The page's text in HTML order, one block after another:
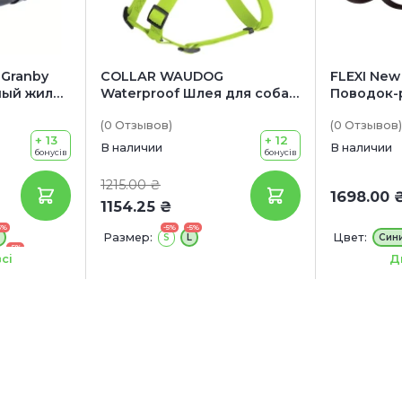
жилет
+ 13
бонусів
-5%
-5%
COLLAR WAUDOG
Waterproof Шлея для собак
(0 Отзывов)
В наличии
1215.00 ₴
1154.25 ₴
+ 12
бонусів
Размер:
-5%
S
-5%
L
FLEXI
Поводок-
(0 Отзывов)
В наличии
1698.00
Цвет:
8 м